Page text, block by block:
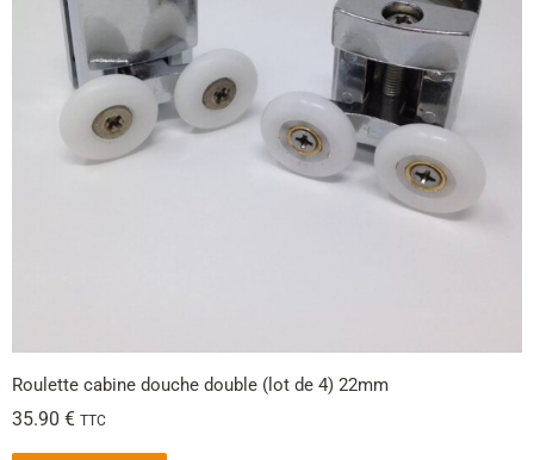
Roulette cabine douche double (lot de 4) 22mm
35.90 € TTC